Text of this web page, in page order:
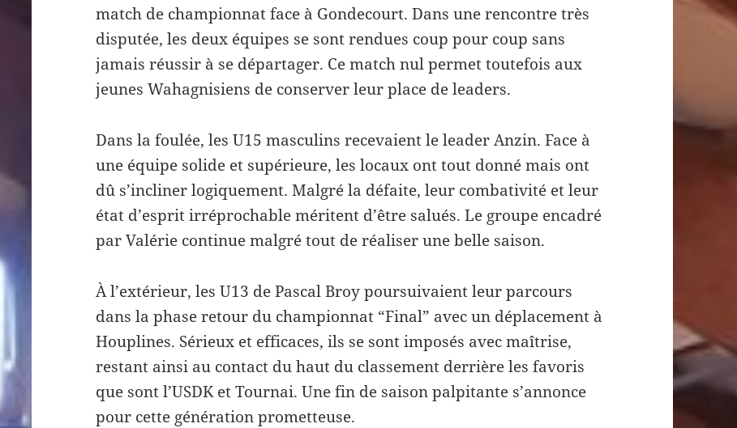
match de championnat face à Gondecourt. Dans une rencontre très
disputée, les deux équipes se sont rendues coup pour coup sans
jamais réussir à se départager. Ce match nul permet toutefois aux
jeunes Wahagnisiens de conserver leur place de leaders.
Dans la foulée, les U15 masculins recevaient le leader Anzin. Face à
une équipe solide et supérieure, les locaux ont tout donné mais ont
dû s’incliner logiquement. Malgré la défaite, leur combativité et leur
état d’esprit irréprochable méritent d’être salués. Le groupe encadré
par Valérie continue malgré tout de réaliser une belle saison.
À l’extérieur, les U13 de Pascal Broy poursuivaient leur parcours
dans la phase retour du championnat “Final” avec un déplacement à
Houplines. Sérieux et efficaces, ils se sont imposés avec maîtrise,
restant ainsi au contact du haut du classement derrière les favoris
que sont l’USDK et Tournai. Une fin de saison palpitante s’annonce
pour cette génération prometteuse.